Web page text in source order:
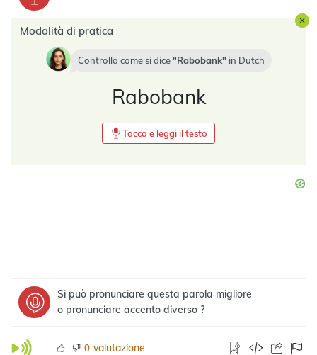
Modalità di pratica
Controlla come si dice Rabobank in Dutch
Rabobank
Tocca e leggi il testo
Si può pronunciare questa parola migliore
o pronunciare accento diverso ?
0 valutazione